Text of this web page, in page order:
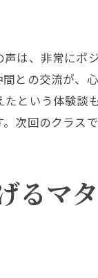
ヨガで目指す
永福でのヨガ
娠期の健康を支
健康維持に役
参加者からの
は、非常に
との交流が
という体験
次回のクラ
るマ